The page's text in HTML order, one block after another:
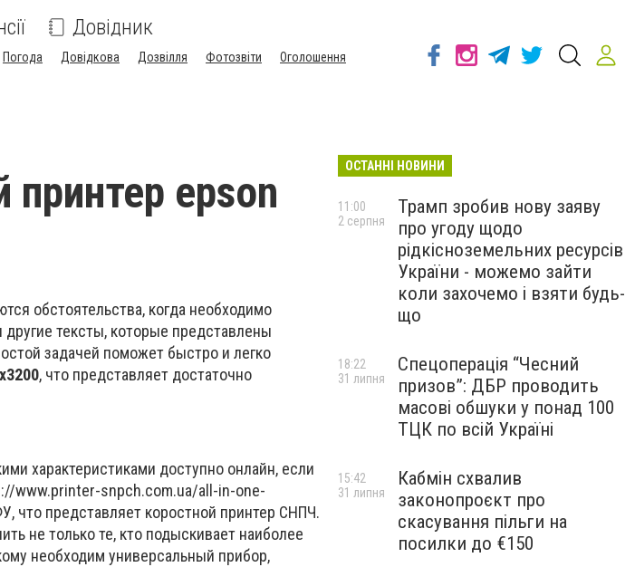
Довідник
Погода Довідкова Дозвілля Фотозвіти
Оголошення
epson
обстоятельства, когда необходимо
тексты, которые представлены
задачей поможет быстро и легко
, что представляет достаточно
характеристиками доступно онлайн, если
www.printer-snpch.com.ua/all-in-one-
что представляет коростной принтер СНПЧ.
не только те, кто подыскивает наиболее
необходим универсальный прибор,
ОСТАННІ НОВИНИ
Трамп зробив нову заяву
про угоду щодо
рідкісноземельних ресурсів
України - можемо зайти
коли захочемо і взяти будь-
що
11:00
2 серпня
Спецоперація “Чесний
призов”: ДБР проводить
масові обшуки у понад 100
ТЦК по всій Україні
18:22
31 липня
Кабмін схвалив
законопроєкт про
скасування пільги на
посилки до €150
15:42
31 липня